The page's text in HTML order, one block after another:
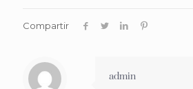
Compartir
admin